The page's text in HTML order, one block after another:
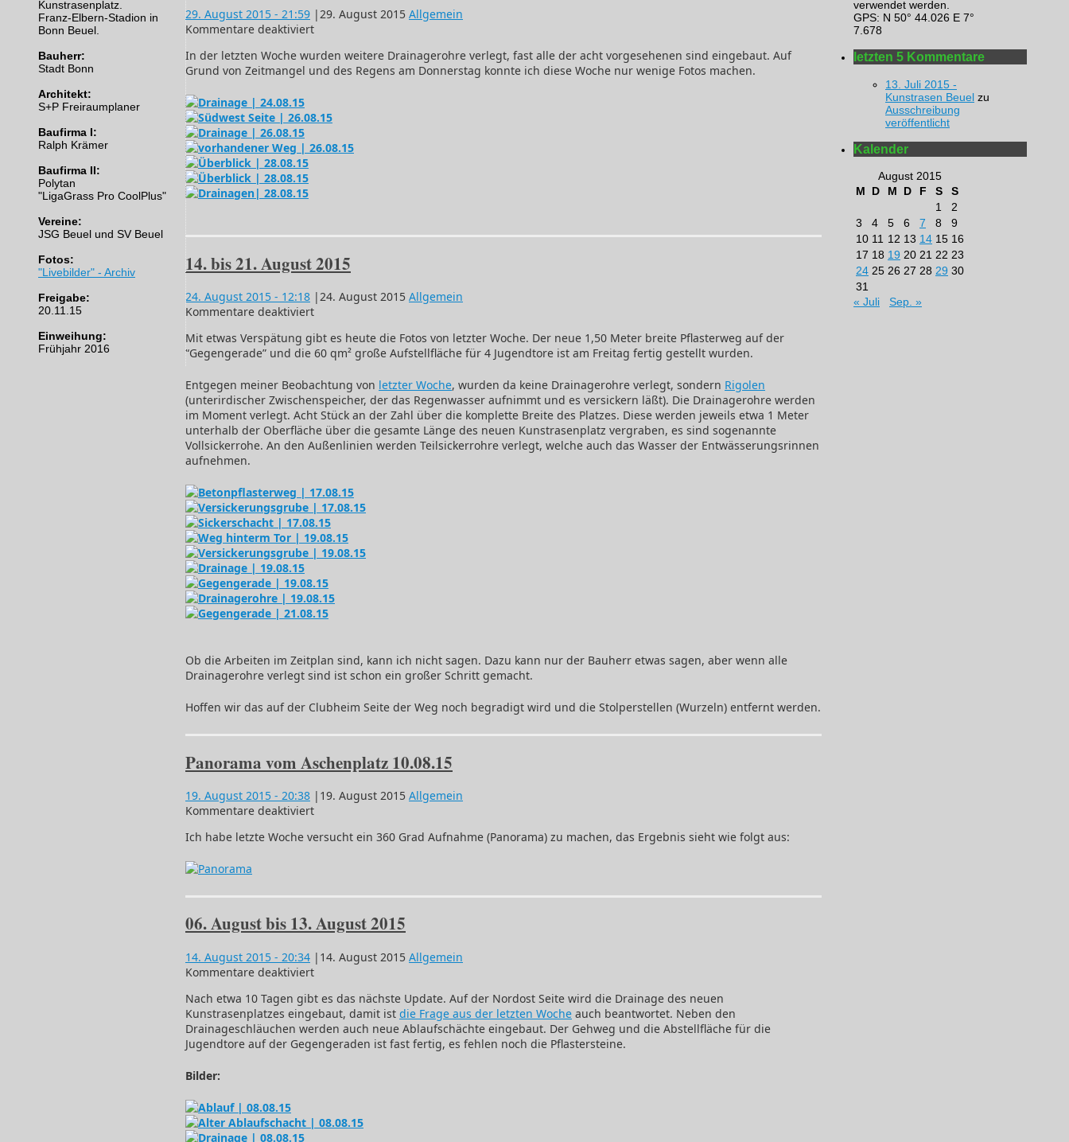
29. August 2015 - 21:59 |29. August 2015 Allgemein
Kommentare deaktiviertfür
bis
28.08.2015
In der letzten Woche wurden weitere Drainagerohre verlegt, fast alle der acht vorgesehenen sind eingebaut. Auf
Grund von Zeitmangel und des Regens am Donnerstag konnte ich diese Woche nur wenige Fotos machen.
14. bis 21. August 2015
24. August 2015 - 12:18 |24. August 2015 Allgemein
Kommentare deaktiviertfür
bis
21.
2015
Mit etwas Verspätung gibt es heute die Fotos von letzter Woche. Der neue 1,50 Meter breite Pflasterweg auf der
“Gegengerade” und die 60 qm² große Aufstellfläche für 4 Jugendtore ist am Freitag fertig gestellt wurden.
Entgegen meiner Beobachtung von letzter Woche, wurden da keine Drainagerohre verlegt, sondern Rigolen
(unterirdischer Zwischenspeicher, der das Regenwasser aufnimmt und es versickern läßt). Die Drainagerohre werden
im Moment verlegt. Acht Stück an der Zahl über die komplette Breite des Platzes. Diese werden jeweils etwa 1 Meter
unterhalb der Oberfläche über die gesamte Länge des neuen Kunstrasenplatz vergraben, es sind sogenannte
Vollsickerrohe. An den Außenlinien werden Teilsickerrohre verlegt, welche auch das Wasser der Entwässerungsrinnen
aufnehmen.
Ob die Arbeiten im Zeitplan sind, kann ich nicht sagen. Dazu kann nur der Bauherr etwas sagen, aber wenn alle
Drainagerohre verlegt sind ist schon ein großer Schritt gemacht.
Hoffen wir das auf der Clubheim Seite der Weg noch begradigt wird und die Stolperstellen (Wurzeln) entfernt werden.
Panorama vom Aschenplatz 10.08.15
19. August 2015 - 20:38 | 19. August 2015 Allgemein
Kommentare deaktiviertfür
vom
Ich habe letzte Woche versucht ein 360 Grad Aufnahme (Panorama) zu machen, das Ergebnis sieht wie folgt aus:
06. August bis 13. August 2015
14. August 2015 - 20:34 | 14. August 2015 Allgemein
Kommentare deaktiviertfür
August
bis
13.
August
Nach etwa 10 Tagen gibt es das nächste Update. Auf der Nordost Seite wird die Drainage des neuen
Kunstrasenplatzes eingebaut, damit ist die Frage aus der letzten Woche auch beantwortet. Neben den
Drainageschläuchen werden auch neue Ablaufschächte eingebaut. Der Gehweg und die Abstellfläche für die
Jugendtore auf der Gegengeraden ist fast fertig, es fehlen noch die Pflastersteine.
Bilder:
Kunstrasenplatz.
Franz-Elbern-Stadion in
Bonn Beuel.
Bauherr:
Stadt Bonn
Architekt:
S+P Freiraumplaner
Baufirma I:
Ralph Krämer
Baufirma II:
Polytan
"LigaGrass Pro CoolPlus"
Vereine:
JSG Beuel und SV Beuel
Fotos:
"Livebilder" - Archiv
Freigabe:
20.11.15
Einweihung:
Frühjahr 2016
verwendet werden.
GPS: N 50° 44.026 E 7°
7.678
letzten 5 Kommentare
13. Juli 2015 -
Kunstrasen Beuel zu
Ausschreibung
veröffentlicht
Kalender
August 2015
M
D M D F S
S
1
2
3
4 5 6 7 8
9
10 11 12 13 14 15 16
17 18 19 20 21 22 23
24 25 26 27 28 29 30
31
« Juli
Sep. »